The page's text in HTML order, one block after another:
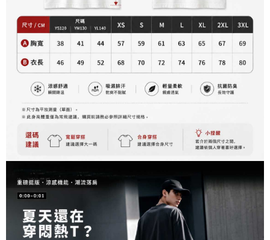
【注意事項】
１．透過由恩沛科技股份有限公司提供之「AFTEE先享後付」服務完成之交
易，需依本服務之必要範圍內提供個人資料，並將交易相關給付款項請求債
權轉讓予恩沛科技股份有限公司。
https://aftee.tw/terms/#terms3
３．未成年的使用者請事先徵得法定代理人或監護人之同意方可使用
「AFTEE先享後付」，若未經同意申辦者引起之損失，本公司不負相關責
４．使用「AFTEE先享後付」時，將依據個別帳號之用戶狀況，依本公司即
時審查核予不同之上限額度；若仍有額度不足之情形，本公司將視審查結果
請求用戶進行身份認證。
５．嚴禁一人註冊多個帳號或使用他人資訊註冊。若發現惡意使用之情形，
恩沛科技股份有限公司將有權停止該用戶之使用額度並採取法律行動。
每筆NT$65，滿NT$899(含以上)免運費